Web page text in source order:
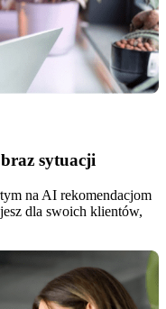
sytuacji
na AI rekomendacjom
dla swoich klientów,